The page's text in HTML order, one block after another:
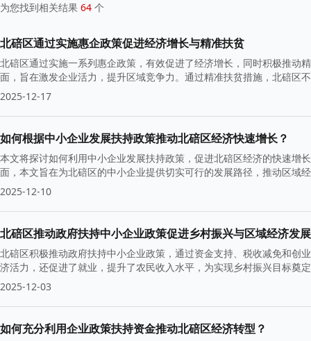
为您找到相关结果 64 个
北碚区通过实施惠企政策促进经济增长与精准扶贫
北碚区通过实施一系列惠企政策，有效促进了经济增长，同时积极推动
面，旨在激发企业活力，提升区域竞争力。通过精准扶贫措施，北碚区
发展。
2025-12-17
如何根据中小企业发展扶持政策推动北碚区经济快速增长？
本文将探讨如何利用中小企业发展扶持政策，促进北碚区经济的快速增
面，本文旨在为北碚区的中小企业提供切实可行的发展路径，推动区域
2025-12-10
北碚区推动政府扶持中小企业政策促进乡村振兴与区域经济发展
北碚区积极推动政府扶持中小企业政策，通过资金支持、税收减免和创
济活力，还促进了就业，提升了农民收入水平，为实现乡村振兴目标奠
与生态融合。
2025-12-03
如何充分利用企业政策扶持资金推动北碚区经济转型？